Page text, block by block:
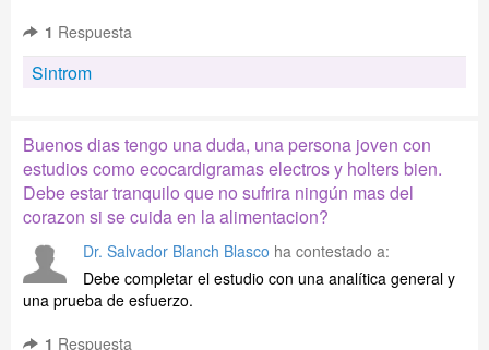
1 Respuesta
Sintrom
Buenos dias tengo una duda, una persona joven con
estudios como ecocardigramas electros y holters bien.
Debe estar tranquilo que no sufrira ningún mas del
corazon si se cuida en la alimentacion?
Dr. Salvador Blanch Blasco ha contestado a:
Debe completar el estudio con una analítica general y
una prueba de esfuerzo.
1 Respuesta